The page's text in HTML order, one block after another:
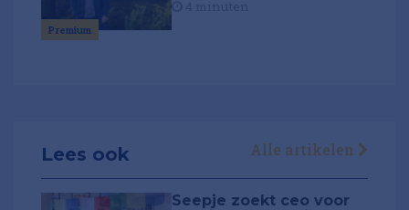
Premium
Lees ook Alle artikelen
Seepje zoekt ceo voor